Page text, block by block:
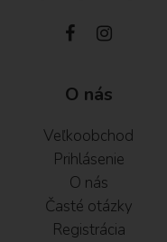
O nás
Veľkoobchod
Prihlásenie
O nás
Časté otázky
Registrácia